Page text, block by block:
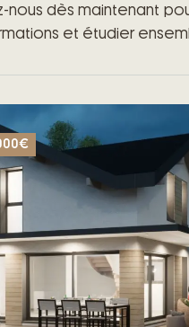
nous dès maintenant
et étudier
rapide et sans